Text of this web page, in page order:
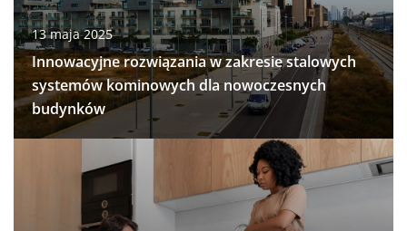
13 maja 2025
Innowacyjne rozwiązania w zakresie stalowych
systemów kominowych dla nowoczesnych
budynków